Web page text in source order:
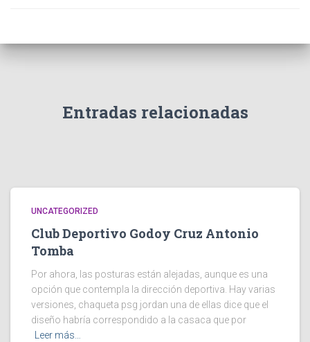
Entradas relacionadas
UNCATEGORIZED
Club Deportivo Godoy Cruz Antonio
Tomba
Por ahora, las posturas están alejadas, aunque es una
opción que contempla la dirección deportiva. Hay varias
versiones, chaqueta psg jordan una de ellas dice que el
diseño habría correspondido a la casaca que por
Leer más…